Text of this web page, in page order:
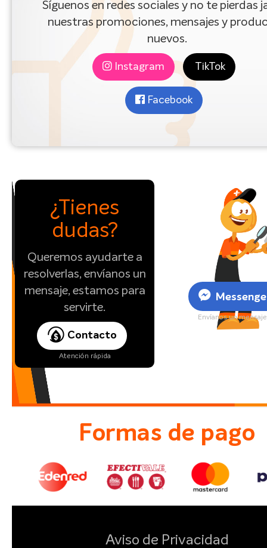
Síguenos en redes sociales y no te pierdas
nuestras promociones, mensajes y
nuevos.
Instagram TikTok
Facebook
¿Tienes
dudas?
Queremos ayudarte a
resolverlas, envíanos un
mensaje, estamos para
servirte.
Contacto
Atención rápida
Envíanos un mensaje
Formas de pago
Aviso de Privacidad